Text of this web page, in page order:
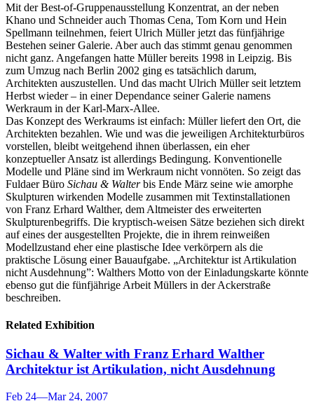
Mit der Best-of-Gruppenausstellung Konzentrat, an der neben
Khano und Schneider auch Thomas Cena, Tom Korn und Hein
Spellmann teilnehmen, feiert Ulrich Müller jetzt das fünfjährige
Bestehen seiner Galerie. Aber auch das stimmt genau genommen
nicht ganz. Angefangen hatte Müller bereits 1998 in Leipzig. Bis
zum Umzug nach Berlin 2002 ging es tatsächlich darum,
Architekten auszustellen. Und das macht Ulrich Müller seit letztem
Herbst wieder – in einer Dependance seiner Galerie namens
Werkraum in der Karl-Marx-Allee.
Das Konzept des Werkraums ist einfach: Müller liefert den Ort, die
Architekten bezahlen. Wie und was die jeweiligen Architekturbüros
vorstellen, bleibt weitgehend ihnen überlassen, ein eher
konzeptueller Ansatz ist allerdings Bedingung. Konventionelle
Modelle und Pläne sind im Werkraum nicht vonnöten. So zeigt das
Fuldaer Büro Sichau & Walterbis Ende März seine wie amorphe
Skulpturen wirkenden Modelle zusammen mit Textinstallationen
von Franz Erhard Walther, dem Altmeister des erweiterten
Skulpturenbegriffs. Die kryptisch-weisen Sätze beziehen sich direkt
auf eines der ausgestellten Projekte, die in ihrem reinweißen
Modellzustand eher eine plastische Idee verkörpern als die
praktische Lösung einer Bauaufgabe. „Architektur ist Artikulation
nicht Ausdehnung”: Walthers Motto von der Einladungskarte könnte
ebenso gut die fünfjährige Arbeit Müllers in der Ackerstraße
beschreiben.
Related Exhibition
Sichau & Walter with Franz Erhard Walther
Architektur ist Artikulation, nicht Ausdehnung
Feb 24—Mar 24, 2007